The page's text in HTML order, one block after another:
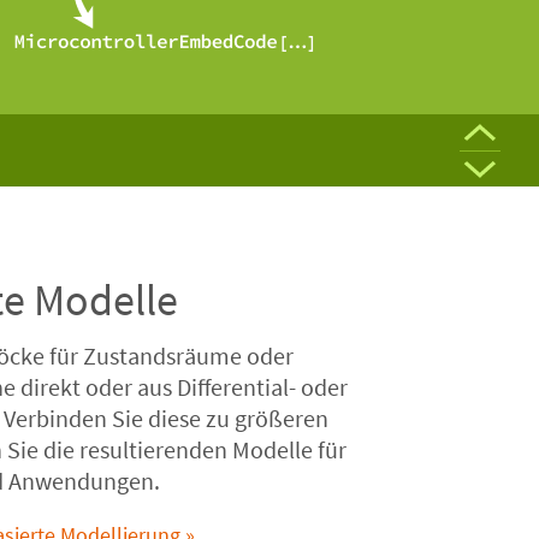
Modelle
für Zustandsräume oder
direkt oder aus Differential- oder
Sie diese zu größeren
Sie die resultierenden Modelle für
Anwendungen.